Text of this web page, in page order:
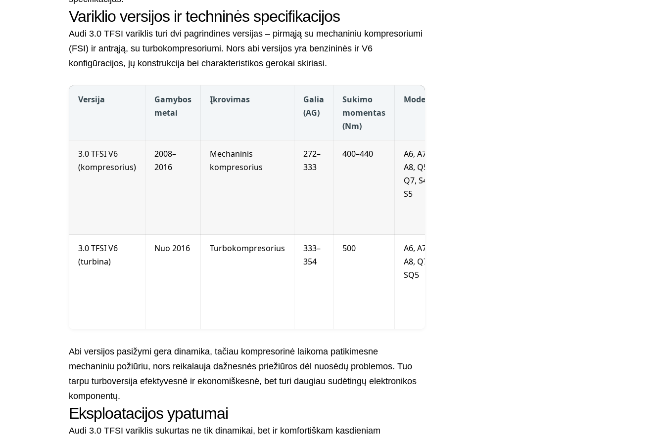
Variklio versijos ir techninės specifikacijos
Audi 3.0 TFSI variklis turi dvi pagrindines versijas – pirmąją su mechaniniu kompresoriumi
(FSI) ir antrąją, su turbokompresoriumi. Nors abi versijos yra benzininės ir V6
konfigūracijos, jų konstrukcija bei charakteristikos gerokai skiriasi.
Versija
Gamybos
metai
Įkrovimas
Galia
(AG)
Sukimo
momentas
(Nm)
Modeliai
3.0 TFSI V6
(kompresorius)
2008–
2016
Mechaninis
kompresorius
272–
333
400–440
A6, A7,
A8, Q5,
Q7, S4,
S5
3.0 TFSI V6
(turbina)
Nuo 2016 Turbokompresorius
333–
354
500
A6, A7,
A8, Q7,
SQ5
Abi versijos pasižymi gera dinamika, tačiau kompresorinė laikoma patikimesne
mechaniniu požiūriu, nors reikalauja dažnesnės priežiūros dėl nuosėdų problemos. Tuo
tarpu turboversija efektyvesnė ir ekonomiškesnė, bet turi daugiau sudėtingų elektronikos
komponentų.
Eksploatacijos ypatumai
Audi 3.0 TFSI variklis sukurtas ne tik dinamikai, bet ir komfortiškam kasdieniam